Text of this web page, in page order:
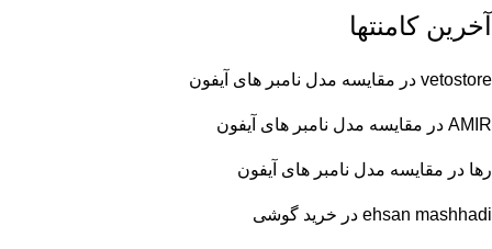
آخرین کامنتها
vetostore در مقایسه مدل نامبر های آیفون
AMIR در مقایسه مدل نامبر های آیفون
رها در مقایسه مدل نامبر های آیفون
ehsan mashhadi در خرید گوشی